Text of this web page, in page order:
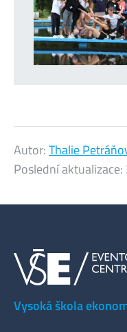
Autor:Thalie
Poslední aktualizace:
Vysoká škola